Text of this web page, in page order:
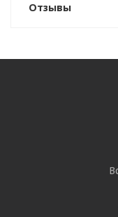
Отзывы